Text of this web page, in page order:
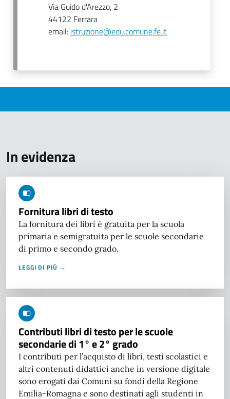
Via Guido d'Arezzo, 2
44122 Ferrara
email: istruzione@edu.comune.fe.it
In evidenza
Fornitura libri di testo
La fornitura dei libri è gratuita per la scuola
primaria e semigratuita per le scuole secondarie
di primo e secondo grado.
LEGGI DI PIÙ →
Contributi libri di testo per le scuole
secondarie di 1° e 2° grado
I contributi per l’acquisto di libri, testi scolastici e
altri contenuti didattici anche in versione digitale
sono erogati dai Comuni su fondi della Regione
Emilia-Romagna e sono destinati agli studenti in